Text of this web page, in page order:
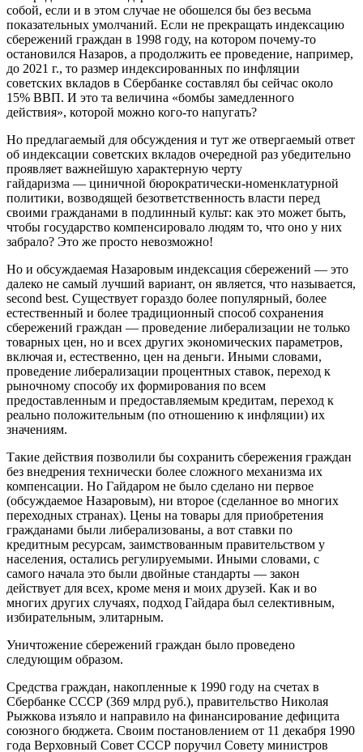
собой, если и в этом случае не обошелся бы без весьма
показательных умолчаний. Если не прекращать индексацию
сбережений граждан в 1998 году, на котором почему-то
остановился Назаров, а продолжить ее проведение, например,
до 2021 г., то размер индексированных по инфляции
советских вкладов в Сбербанке составлял бы сейчас около
15% ВВП. И это та величина «бомбы замедленного
действия», которой можно кого-то напугать?
Но предлагаемый для обсуждения и тут же отвергаемый ответ
об индексации советских вкладов очередной раз убедительно
проявляет важнейшую характерную черту
гайдаризма — циничной бюрократически-номенклатурной
политики, возводящей безответственность власти перед
своими гражданами в подлинный культ: как это может быть,
чтобы государство компенсировало людям то, что оно у них
забрало? Это же просто невозможно!
Но и обсуждаемая Назаровым индексация сбережений — это
далеко не самый лучший вариант, он является, что называется,
second best. Существует гораздо более популярный, более
естественный и более традиционный способ сохранения
сбережений граждан — проведение либерализации не только
товарных цен, но и всех других экономических параметров,
включая и, естественно, цен на деньги. Иными словами,
проведение либерализации процентных ставок, переход к
рыночному способу их формирования по всем
предоставленным и предоставляемым кредитам, переход к
реально положительным (по отношению к инфляции) их
значениям.
Такие действия позволили бы сохранить сбережения граждан
без внедрения технически более сложного механизма их
компенсации. Но Гайдаром не было сделано ни первое
(обсуждаемое Назаровым), ни второе (сделанное во многих
переходных странах). Цены на товары для приобретения
гражданами были либерализованы, а вот ставки по
кредитным ресурсам, заимствованным правительством у
населения, остались регулируемыми. Иными словами, с
самого начала это были двойные стандарты — закон
действует для всех, кроме меня и моих друзей. Как и во
многих других случаях, подход Гайдара был селективным,
избирательным, элитарным.
Уничтожение сбережений граждан было проведено
следующим образом.
Средства граждан, накопленные к 1990 году на счетах в
Сбербанке СССР (369 млрд руб.), правительство Николая
Рыжкова изъяло и направило на финансирование дефицита
союзного бюджета. Своим постановлением от 11 декабря 1990
года Верховный Совет СССР поручил Совету министров